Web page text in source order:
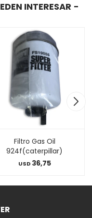
INTERESAR
Filtro Gas Oil
924f(caterpillar)
USD 36,75